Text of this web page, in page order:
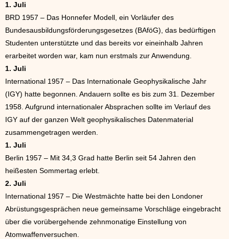
1. Juli
BRD 1957 – Das Honnefer Modell, ein Vorläufer des
Bundesausbildungsförderungsgesetzes (BAföG), das bedürftigen
Studenten unterstützte und das bereits vor eineinhalb Jahren
erarbeitet worden war, kam nun erstmals zur Anwendung.
1. Juli
International 1957 – Das Internationale Geophysikalische Jahr
(IGY) hatte begonnen. Andauern sollte es bis zum 31. Dezember
1958. Aufgrund internationaler Absprachen sollte im Verlauf des
IGY auf der ganzen Welt geophysikalisches Datenmaterial
zusammengetragen werden.
1. Juli
Berlin 1957 – Mit 34,3 Grad hatte Berlin seit 54 Jahren den
heißesten Sommertag erlebt.
2. Juli
International 1957 – Die Westmächte hatte bei den Londoner
Abrüstungsgesprächen neue gemeinsame Vorschläge eingebracht
über die vorübergehende zehnmonatige Einstellung von
Atomwaffenversuchen.